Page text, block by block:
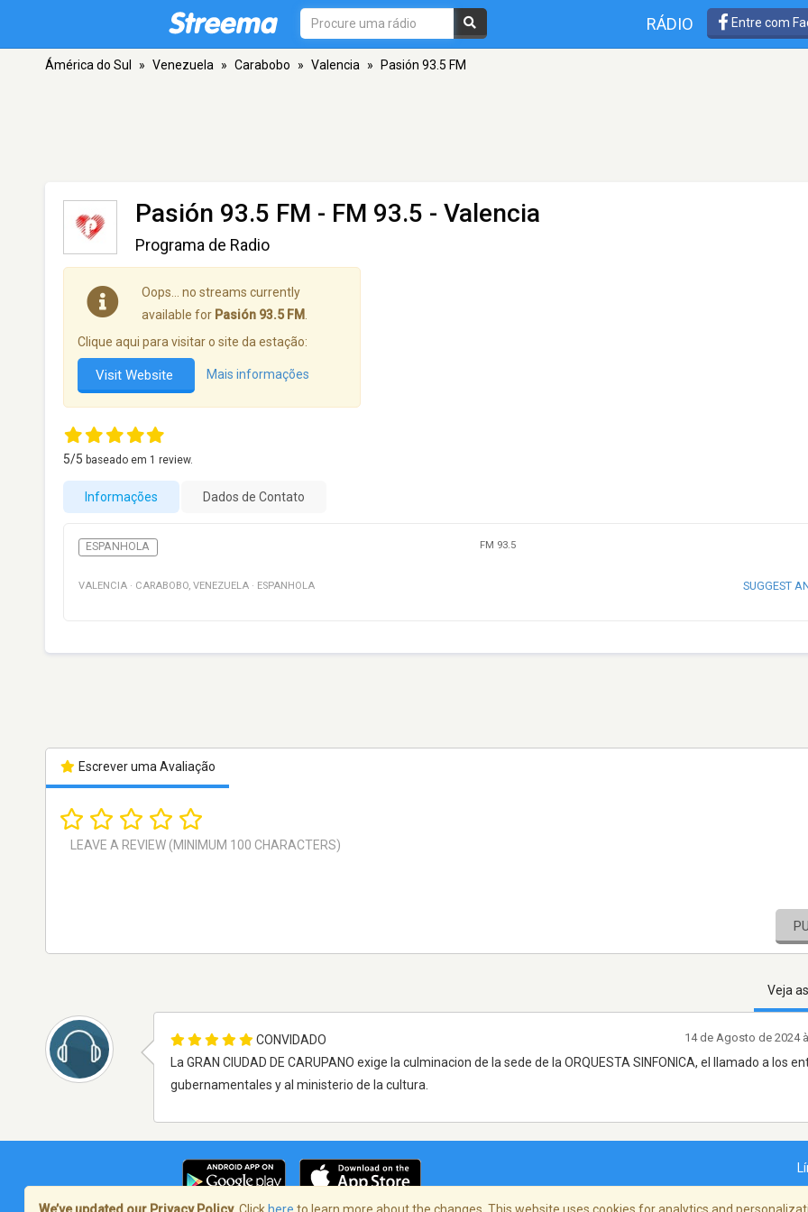
RÁDIO Entre com
Ámérica do Sul » Venezuela » Carabobo » Valencia » Pasión 93.5 FM
Pasión 93.5 FM - FM 93.5 - Valencia
Programa de Radio
Oops… no streams currently
available for Pasión 93.5 FM
Clique aqui para visitar o site da estação:
Visit Website Mais informações
5/5 baseado em 1 review.
Informações Dados de Contato
ESPANHOLA FM 93.5
VALENCIA · CARABOBO, VENEZUELA · ESPANHOLA SUGGEST
Escrever uma Avaliação
Veja
CONVIDADO
La GRAN CIUDAD DE CARUPANO exige la culminacion de la sede de la ORQUESTA SINFONICA, el llamado a los
gubernamentales y al ministerio de la cultura.
14 de Agosto de 2024